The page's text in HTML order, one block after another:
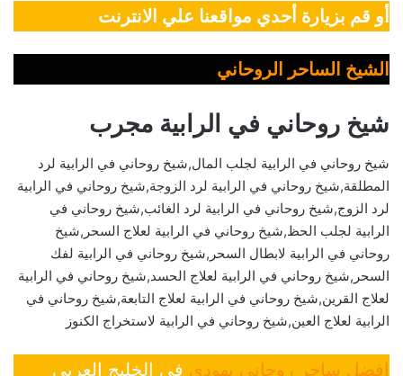
أو قم بزيارة أحدي مواقعنا علي الانترنت
الشيخ الساحر الروحاني
شيخ روحاني في الرابية مجرب
شيخ روحاني في الرابية لجلب المال,شيخ روحاني في الرابية لرد
المطلقة,شيخ روحاني في الرابية لرد الزوجة,شيخ روحاني في الرابية
لرد الزوج,شيخ روحاني في الرابية لرد الغائب,شيخ روحاني في
الرابية لجلب الحظ,شيخ روحاني في الرابية لعلاج السحر,شيخ
روحاني في الرابية لابطال السحر,شيخ روحاني في الرابية لفك
السحر,شيخ روحاني في الرابية لعلاج الحسد,شيخ روحاني في الرابية
لعلاج القرين,شيخ روحاني في الرابية لعلاج التابعة,شيخ روحاني في
الرابية لعلاج العين,شيخ روحاني في الرابية لاستخراج الكنوز
افضل ساحر روحاني يهودي في الخليج العربي